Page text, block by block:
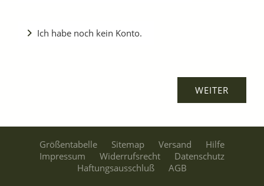
Ich habe noch kein Konto.
Größentabelle Sitemap Versand
Hilfe
Impressum
Widerrufsrecht
Datenschutz
Haftungsausschluß
AGB